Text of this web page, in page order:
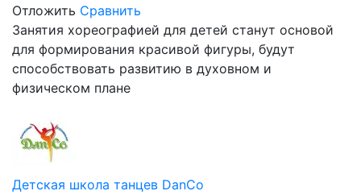
Отложить Сравнить
Занятия хореографией для детей станут основой
для формирования красивой фигуры, будут
способствовать развитию в духовном и
физическом плане
Детская школа танцев DanCo